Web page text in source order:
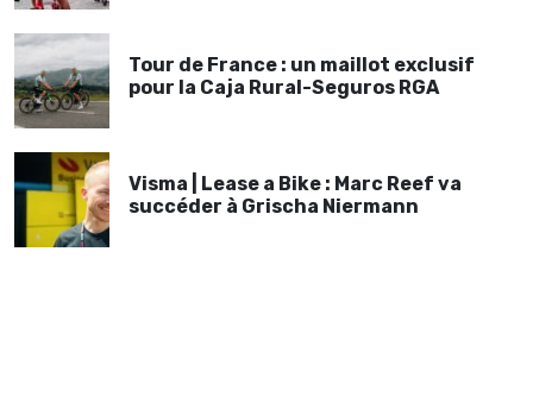
Tour de France : un maillot exclusif
pour la Caja Rural-Seguros RGA
Visma | Lease a Bike : Marc Reef va
succéder à Grischa Niermann